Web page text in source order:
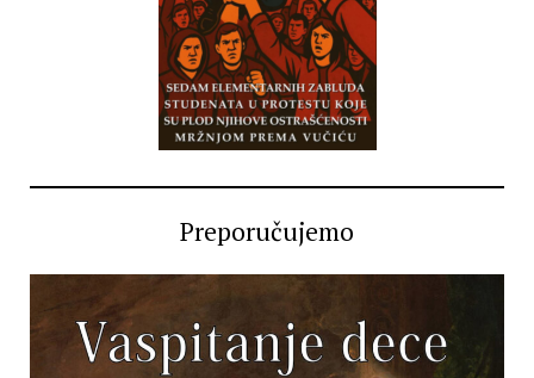
Preporučujemo